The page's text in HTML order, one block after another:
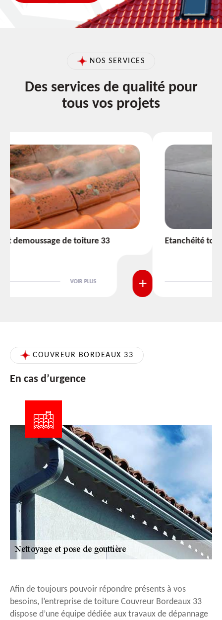
NOS SERVICES
Des services de qualité pour
tous vos projets
Etanchéité toiture 33
VOIR PLUS
COUVREUR BORDEAUX 33
En cas d’urgence
Afin de toujours pouvoir répondre présents à vos
besoins, l’entreprise de toiture Couvreur Bordeaux 33
dispose d’une équipe dédiée aux travaux de dépannage